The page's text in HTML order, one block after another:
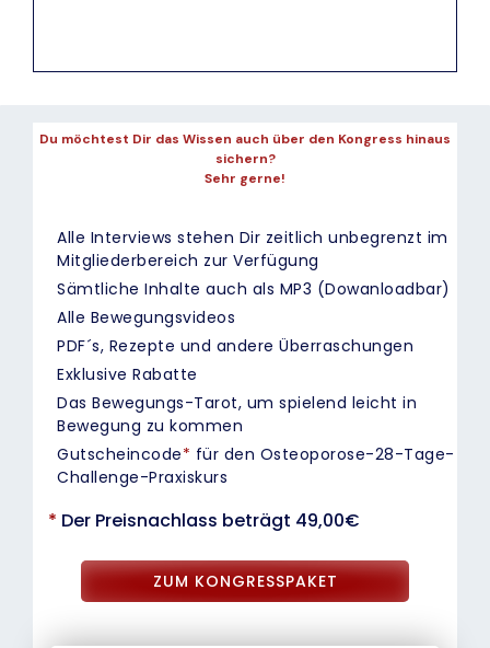
Du möchtest Dir das Wissen auch über den Kongress hinaus
sichern?
Sehr gerne!
Alle Interviews stehen Dir zeitlich unbegrenzt im
Mitgliederbereich zur Verfügung
Sämtliche Inhalte auch als MP3 (Dowanloadbar)
Alle Bewegungsvideos
PDF´s, Rezepte und andere Überraschungen
Exklusive Rabatte
Das Bewegungs-Tarot, um spielend leicht in
Bewegung zu kommen
Gutscheincode* für den Osteoporose-28-Tage-
Challenge-Praxiskurs
* Der Preisnachlass beträgt 49,00€
ZUM KONGRESSPAKET